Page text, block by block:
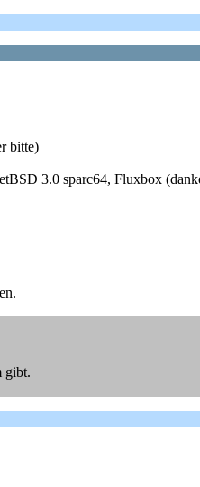
bitte)
3.0 sparc64, Fluxbox
gibt.